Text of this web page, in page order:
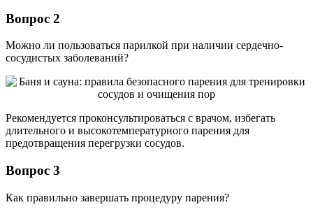
Вопрос 2
Можно ли пользоваться парилкой при наличии сердечно-
сосудистых заболеваний?
Рекомендуется проконсультироваться с врачом, избегать
длительного и высокотемпературного парения для
предотвращения перегрузки сосудов.
Вопрос 3
Как правильно завершать процедуру парения?